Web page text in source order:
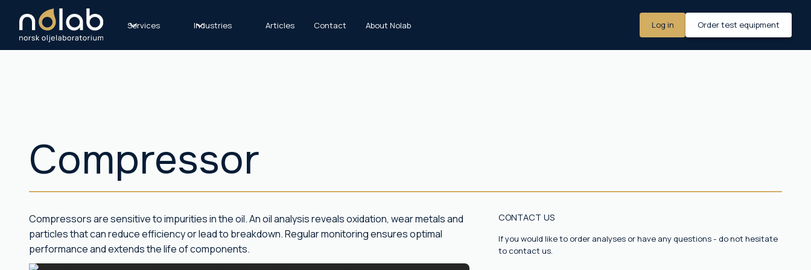
Services Industries Articles Contact About Nolab Log in Order test equipment
Compressor
Compressors are sensitive to impurities in the oil. An oil analysis reveals oxidation, wear metals and
particles that can reduce efficiency or lead to breakdown. Regular monitoring ensures optimal
performance and extends the life of components.
CONTACT US
If you would like to order analyses or have any questions - do not hesitate
to contact us.